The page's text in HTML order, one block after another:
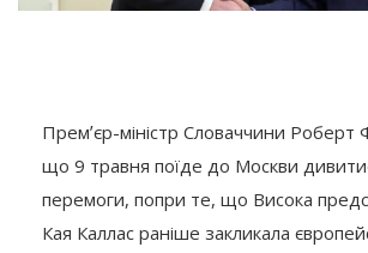
Премʼєр-міністр Словаччини Роберт
що 9 травня поїде до Москви
перемоги, попри те, що Висока
Кая Каллас раніше закликала